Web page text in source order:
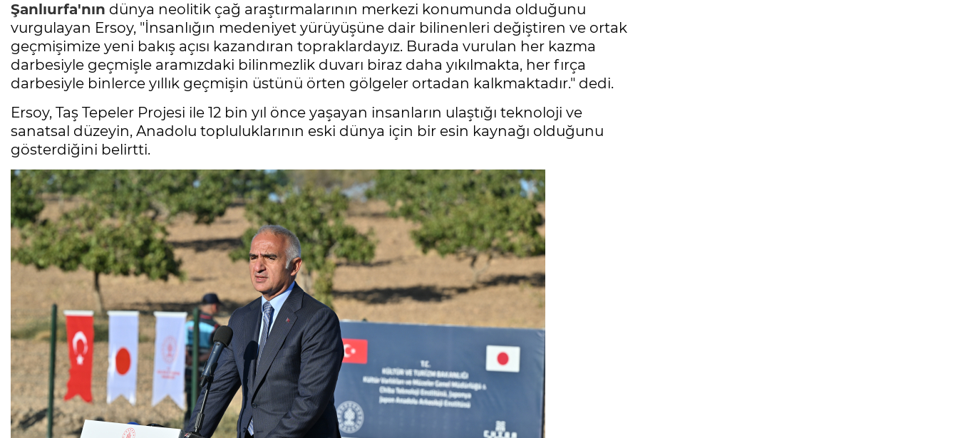
Şanlıurfa'nın dünya neolitik çağ araştırmalarının merkezi konumunda olduğunu
vurgulayan Ersoy, "İnsanlığın medeniyet yürüyüşüne dair bilinenleri değiştiren ve ortak
geçmişimize yeni bakış açısı kazandıran topraklardayız. Burada vurulan her kazma
darbesiyle geçmişle aramızdaki bilinmezlik duvarı biraz daha yıkılmakta, her fırça
darbesiyle binlerce yıllık geçmişin üstünü örten gölgeler ortadan kalkmaktadır." dedi.
Ersoy, Taş Tepeler Projesi ile 12 bin yıl önce yaşayan insanların ulaştığı teknoloji ve
sanatsal düzeyin, Anadolu topluluklarının eski dünya için bir esin kaynağı olduğunu
gösterdiğini belirtti.